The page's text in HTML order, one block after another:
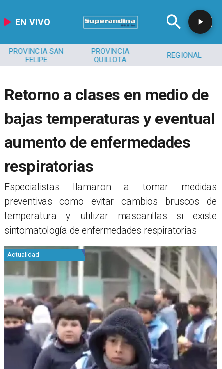
EN VIVO
PROVINCIA SAN
FELIPE
PROVINCIA
QUILLOTA
REGIONAL
Retorno a clases en medio de
bajas temperaturas y eventual
aumento de enfermedades
respiratorias
​Especialistas llamaron a tomar medidas
preventivas como evitar cambios bruscos de
temperatura y utilizar mascarillas si existe
sintomatología de enfermedades respiratorias
Actualidad